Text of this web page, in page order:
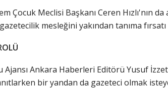
Meclisi Başkanı Ceren Hızlı'nın da
mesleğini yakından tanıma
Ankara Haberleri Editörü Yusuf
bir yandan da gazeteci olmak